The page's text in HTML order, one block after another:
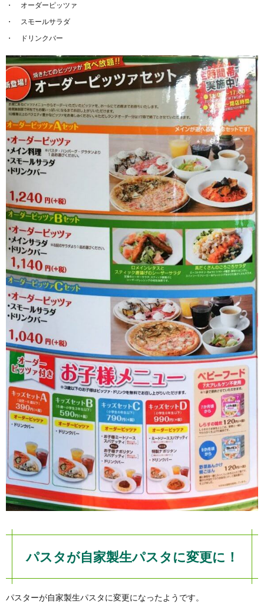
オーダーピッツァ
スモールサラダ
ドリンクバー
パスタが自家製生パスタに変更に！
パスターが自家製生パスタに変更になったようです。